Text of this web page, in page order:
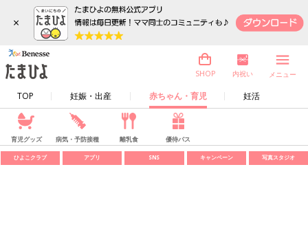
×
TOP 妊娠・出産 赤ちゃん・育児 妊活
SHOP 内祝い メニュー
育児グッズ 病気・予防接種 離乳食 優待パス
ひよこクラブ アプリ SNS キャンペーン 写真スタジオ